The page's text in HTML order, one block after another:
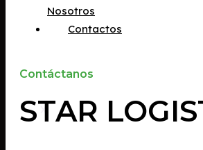
Nosotros
Contactos
Contáctanos
STAR